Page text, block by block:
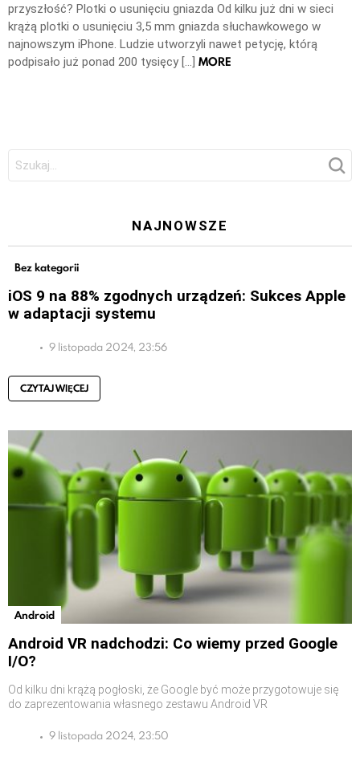
przyszłość? Plotki o usunięciu gniazda Od kilku już dni w sieci
krążą plotki o usunięciu 3,5 mm gniazda słuchawkowego w
najnowszym iPhone. Ludzie utworzyli nawet petycję, którą
podpisało już ponad 200 tysięcy […] MORE
Szukaj:
NAJNOWSZE
Bez kategorii
iOS 9 na 88% zgodnych urządzeń: Sukces Apple
w adaptacji systemu
9 listopada 2024, 23:56
CZYTAJ WIĘCEJ
Android
Android VR nadchodzi: Co wiemy przed Google
I/O?
Od kilku dni krążą pogłoski, że Google być może przygotowuje się
do zaprezentowania własnego zestawu Android VR
9 listopada 2024, 23:50